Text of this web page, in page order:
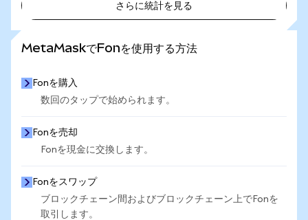
さらに統計を見る
MetaMaskでFonを使用する方法
Fonを購入
数回のタップで始められます。
Fonを売却
Fonを現金に交換します。
Fonをスワップ
ブロックチェーン間およびブロックチェーン上でFonを
取引します。